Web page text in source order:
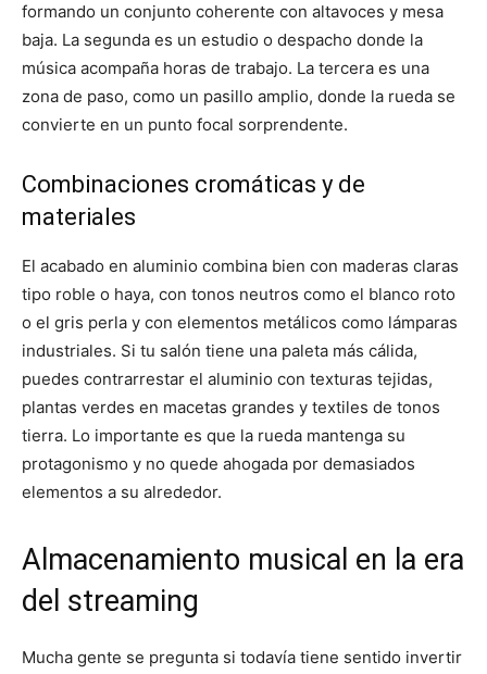
formando un conjunto coherente con altavoces y mesa
baja. La segunda es un estudio o despacho donde la
música acompaña horas de trabajo. La tercera es una
zona de paso, como un pasillo amplio, donde la rueda se
convierte en un punto focal sorprendente.
Combinaciones cromáticas y de
materiales
El acabado en aluminio combina bien con maderas claras
tipo roble o haya, con tonos neutros como el blanco roto
o el gris perla y con elementos metálicos como lámparas
industriales. Si tu salón tiene una paleta más cálida,
puedes contrarrestar el aluminio con texturas tejidas,
plantas verdes en macetas grandes y textiles de tonos
tierra. Lo importante es que la rueda mantenga su
protagonismo y no quede ahogada por demasiados
elementos a su alrededor.
Almacenamiento musical en la era
del streaming
Mucha gente se pregunta si todavía tiene sentido invertir